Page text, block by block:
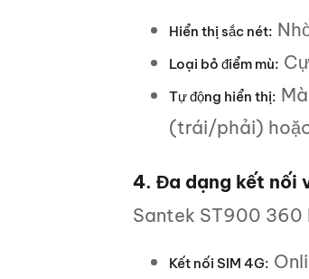
Hiển thị sắc nét:
Loại bỏ điểm mù:
Tự động hiển thị:
(trái/phải)
4. Đa dạng kết nối
Santek ST900 360
Kết nối SIM 4G: